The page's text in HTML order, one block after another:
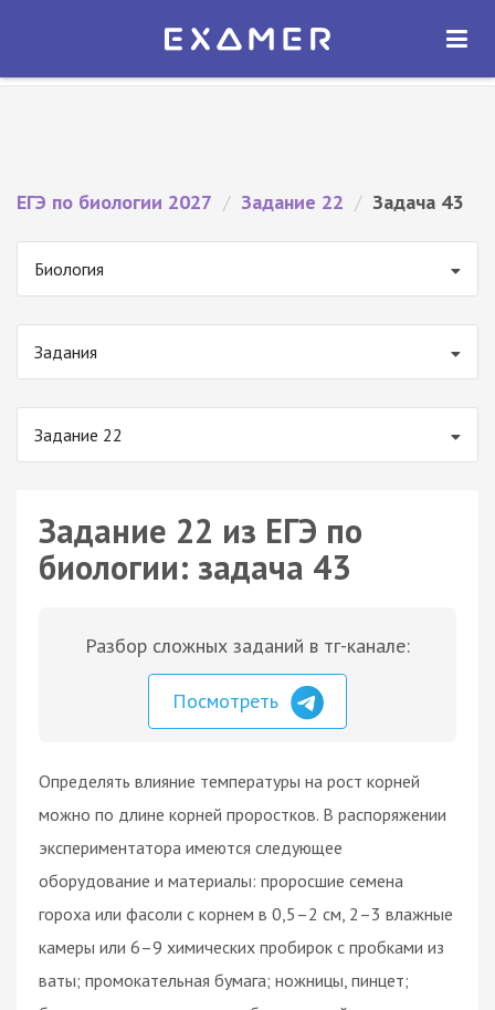
Экзамер — ЕГЭ 2027
ОТКРЫТЬ
ЕГЭ по биологии 2027 / Задание 22 / Задача 43
Биология
Задания
Задание 22
Задание 22 из ЕГЭ по
биологии: задача 43
Разбор сложных заданий в тг-канале:
Посмотреть
Определять влияние температуры на рост корней
можно по длине корней проростков. В распоряжении
экспериментатора имеются следующее
оборудование и материалы: проросшие семена
гороха или фасоли с корнем в 0,5–2 см, 2–3 влажные
камеры или 6–9 химических пробирок с пробками из
ваты; промокательная бумага; ножницы, пинцет;